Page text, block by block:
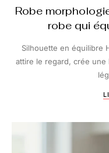
Robe
robe qui
Silhouette en équilibre
attire le regard, crée une